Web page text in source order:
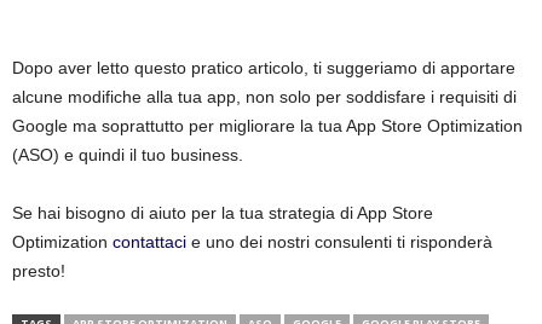
Dopo aver letto questo pratico articolo, ti suggeriamo di apportare
alcune modifiche alla tua app, non solo per soddisfare i requisiti di
Google ma soprattutto per migliorare la tua App Store Optimization
(ASO) e quindi il tuo business.
Se hai bisogno di aiuto per la tua strategia di App Store
Optimization contattaci e uno dei nostri consulenti ti risponderà
presto!